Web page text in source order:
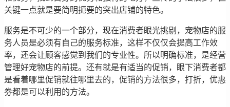
关键一点就是要简明扼要的突出店铺的特色。
服务是不可少的一个部分，现在消费者眼光挑剔，宠物店的服
务人员是必须有自己的服务标准，这样不仅仅会提高工作效
率，还会让顾客感觉到我们的专业性。所以明确标准，是经营
管理好宠物店的前提。还有就是有适当的促销，眼下消费者都
是看着哪里促销就往哪里去的，促销的方法很多，打折，优惠
劵都是可以利用的方法。